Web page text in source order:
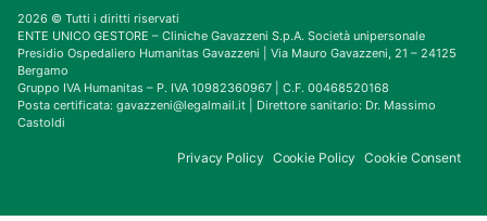
2026 © Tutti i diritti riservati
ENTE UNICO GESTORE – Cliniche Gavazzeni S.p.A. Società unipersonale
Presidio Ospedaliero Humanitas Gavazzeni | Via Mauro Gavazzeni, 21 – 24125
Bergamo
Gruppo IVA Humanitas – P. IVA 10982360967 | C.F. 00468520168
Posta certificata: gavazzeni@legalmail.it | Direttore sanitario: Dr. Massimo
Castoldi
Privacy Policy Cookie Policy Cookie Consent